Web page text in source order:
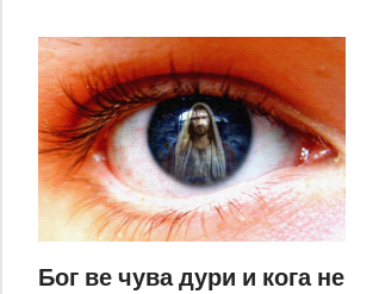
Бог ве чува дури и кога не